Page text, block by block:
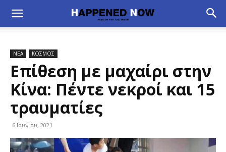
ΝΕΑ ΚΟΣΜΟΣ
Επίθεση με μαχαίρι στην
Κίνα: Πέντε νεκροί και 15
τραυματίες
6 Ιουνίου, 2021